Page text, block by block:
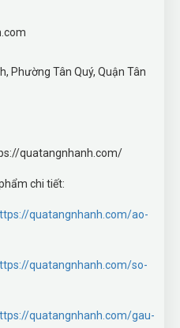
Phường Tân Quý, Quận Tân
quatangnhanh.com/
chi tiết:
quatangnhanh.com/ao-
quatangnhanh.com/so-
quatangnhanh.com/gau-